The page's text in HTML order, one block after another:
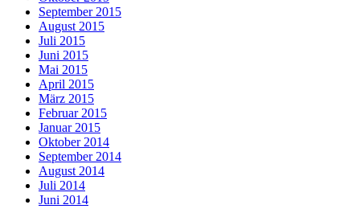
September 2015
August 2015
Juli 2015
Juni 2015
Mai 2015
April 2015
März 2015
Februar 2015
Januar 2015
Oktober 2014
September 2014
August 2014
Juli 2014
Juni 2014